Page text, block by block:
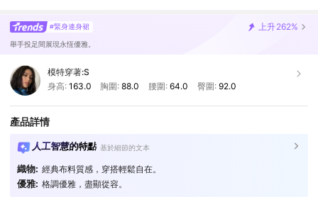
#緊身連身裙 上升262%
舉手投足間展現永恆優雅。
模特穿著:S
身高: 163.0 胸圍:88.0 腰圍: 64.0 臀圍: 92.0
產品詳情
人工智慧的特點 基於細節的文本
織物: 經典布料質感，穿搭輕鬆自在。
優雅: 格調優雅，盡顯從容。
4.89 3M 追蹤者